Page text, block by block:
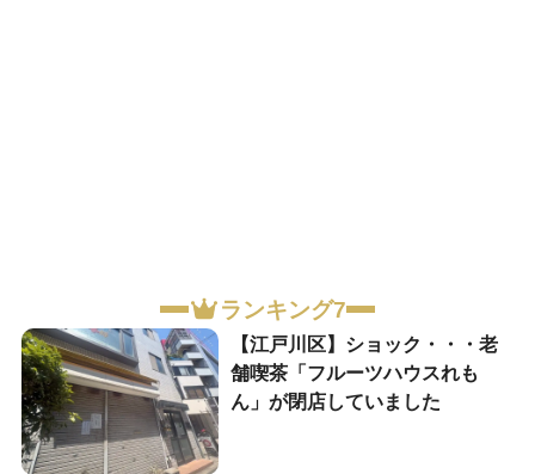
ランキング7
【江戸川区】ショック・・・老
舗喫茶「フルーツハウスれも
ん」が閉店していました